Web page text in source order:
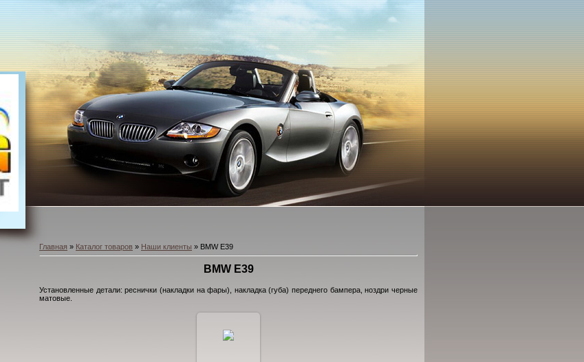
Главная » Каталог товаров » Наши клиенты » BMW E39
BMW E39
Установленные детали: реснички (накладки на фары), накладка (губа) переднего бампера, ноздри черные
матовые.